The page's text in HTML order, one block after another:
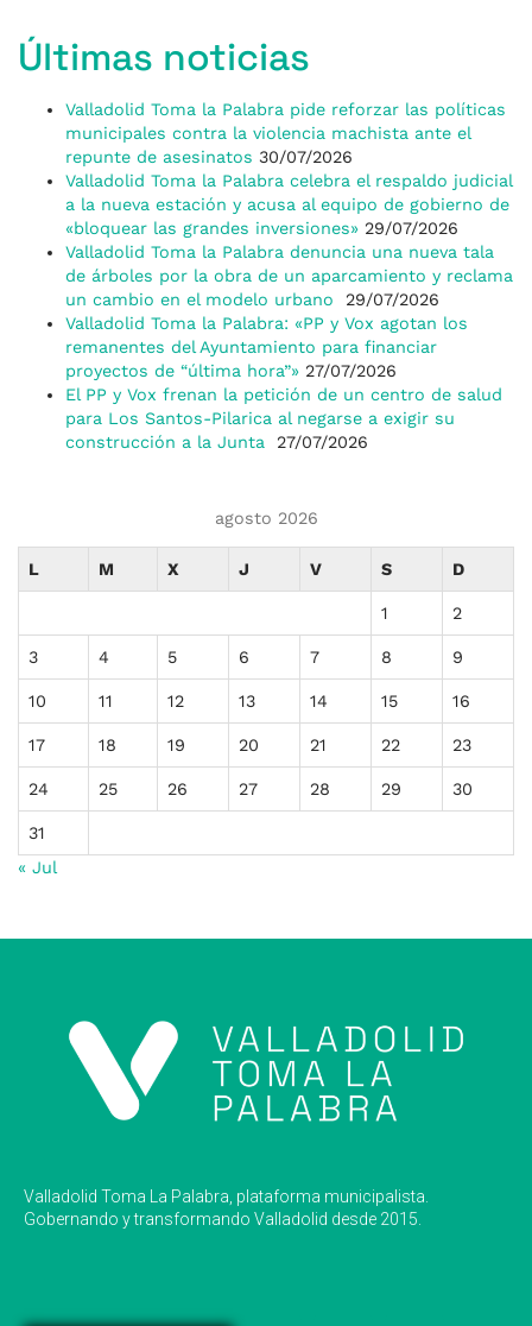
Últimas noticias
Valladolid Toma la Palabra pide reforzar las políticas
municipales contra la violencia machista ante el
repunte de asesinatos 30/07/2026
Valladolid Toma la Palabra celebra el respaldo judicial
a la nueva estación y acusa al equipo de gobierno de
«bloquear las grandes inversiones» 29/07/2026
Valladolid Toma la Palabra denuncia una nueva tala
de árboles por la obra de un aparcamiento y reclama
un cambio en el modelo urbano
29/07/2026
Valladolid Toma la Palabra: «PP y Vox agotan los
remanentes del Ayuntamiento para financiar
proyectos de “última hora”» 27/07/2026
El PP y Vox frenan la petición de un centro de salud
para Los Santos-Pilarica al negarse a exigir su
construcción a la Junta
27/07/2026
agosto 2026
L M X J V S D
1 2
3 4 5 6 7 8 9
10 11 12 13 14 15 16
17 18 19 20 21 22 23
24 25 26 27 28 29 30
31
« Jul
Valladolid Toma La Palabra, plataforma municipalista.
Gobernando y transformando Valladolid desde 2015.